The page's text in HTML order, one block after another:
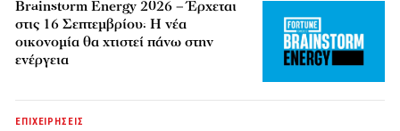
Brainstorm Energy 2026 – Έρχεται
στις 16 Σεπτεμβρίου: Η νέα
οικονομία θα χτιστεί πάνω στην
ενέργεια
ΕΠΙΧΕΙΡΗΣΕΙΣ